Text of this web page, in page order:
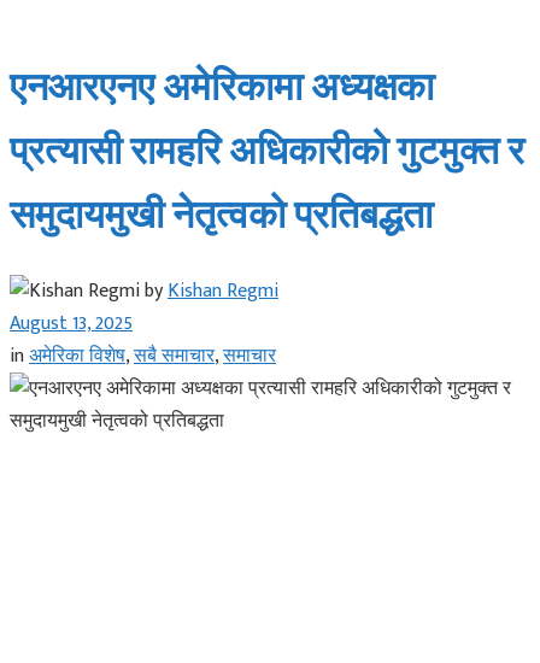
एनआरएनए अमेरिकामा अध्यक्षका
प्रत्यासी रामहरि अधिकारीको गुटमुक्त र
समुदायमुखी नेतृत्वको प्रतिबद्धता
byKishan Regmi
August 13, 2025
inअमेरिका विशेष,सबै समाचार,समाचार